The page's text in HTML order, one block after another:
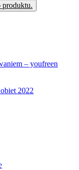
produktu.
– youfreen
2022